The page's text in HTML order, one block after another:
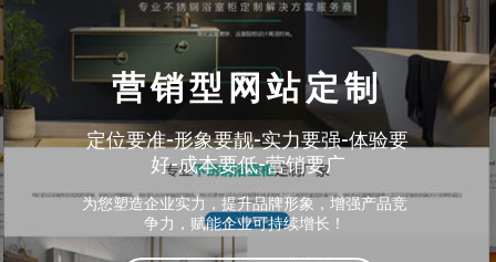
营销型网站定制
定位要准-形象要靓-实力要强-体验要
好-成本要低-营销要广
为您塑造企业实力，提升品牌形象，增强产品竞
争力，赋能企业可持续增长！